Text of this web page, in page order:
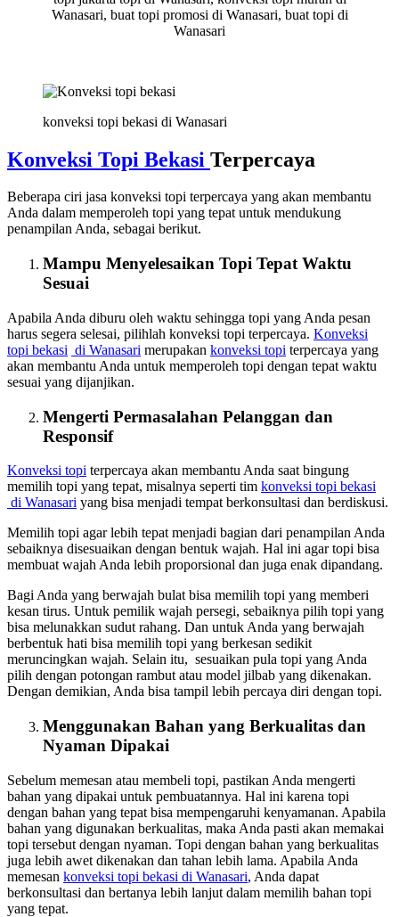
Wanasari, buat topi promosi di Wanasari, buat topi di
Wanasari
konveksi topi bekasi di Wanasari
Konveksi Topi Bekasi Terpercaya
Beberapa ciri jasa konveksi topi terpercaya yang akan membantu
Anda dalam memperoleh topi yang tepat untuk mendukung
penampilan Anda, sebagai berikut.
Mampu Menyelesaikan Topi Tepat Waktu
Sesuai
Apabila Anda diburu oleh waktu sehingga topi yang Anda pesan
harus segera selesai, pilihlah konveksi topi terpercaya. Konveksi
topi bekasi di Wanasari merupakan konveksi topi terpercaya yang
akan membantu Anda untuk memperoleh topi dengan tepat waktu
sesuai yang dijanjikan.
Mengerti Permasalahan Pelanggan dan
Responsif
Konveksi topi terpercaya akan membantu Anda saat bingung
memilih topi yang tepat, misalnya seperti tim konveksi topi bekasi
di Wanasari yang bisa menjadi tempat berkonsultasi dan berdiskusi.
Memilih topi agar lebih tepat menjadi bagian dari penampilan Anda
sebaiknya disesuaikan dengan bentuk wajah. Hal ini agar topi bisa
membuat wajah Anda lebih proporsional dan juga enak dipandang.
Bagi Anda yang berwajah bulat bisa memilih topi yang memberi
kesan tirus. Untuk pemilik wajah persegi, sebaiknya pilih topi yang
bisa melunakkan sudut rahang. Dan untuk Anda yang berwajah
berbentuk hati bisa memilih topi yang berkesan sedikit
meruncingkan wajah. Selain itu, sesuaikan pula topi yang Anda
pilih dengan potongan rambut atau model jilbab yang dikenakan.
Dengan demikian, Anda bisa tampil lebih percaya diri dengan topi.
Menggunakan Bahan yang Berkualitas dan
Nyaman Dipakai
Sebelum memesan atau membeli topi, pastikan Anda mengerti
bahan yang dipakai untuk pembuatannya. Hal ini karena topi
dengan bahan yang tepat bisa mempengaruhi kenyamanan. Apabila
bahan yang digunakan berkualitas, maka Anda pasti akan memakai
topi tersebut dengan nyaman. Topi dengan bahan yang berkualitas
juga lebih awet dikenakan dan tahan lebih lama. Apabila Anda
memesan konveksi topi bekasi di Wanasari, Anda dapat
berkonsultasi dan bertanya lebih lanjut dalam memilih bahan topi
yang tepat.